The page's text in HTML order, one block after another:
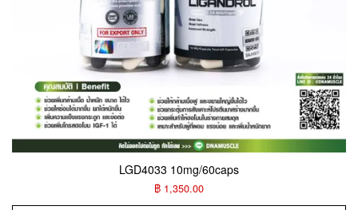
LGD4033 10mg/60caps
฿ 1,350.00